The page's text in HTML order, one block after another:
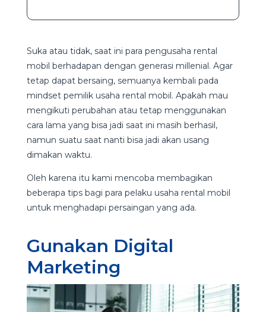
Suka atau tidak, saat ini para pengusaha rental
mobil berhadapan dengan generasi millenial. Agar
tetap dapat bersaing, semuanya kembali pada
mindset pemilik usaha rental mobil. Apakah mau
mengikuti perubahan atau tetap menggunakan
cara lama yang bisa jadi saat ini masih berhasil,
namun suatu saat nanti bisa jadi akan usang
dimakan waktu.
Oleh karena itu kami mencoba membagikan
beberapa tips bagi para pelaku usaha rental mobil
untuk menghadapi persaingan yang ada.
Gunakan Digital
Marketing